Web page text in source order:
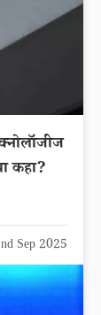
कहा?
Sep 2025